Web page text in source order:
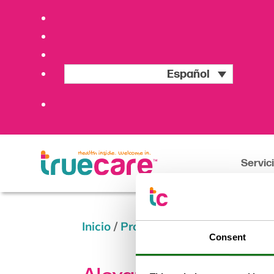
Consent
Español
Inicio / Providers